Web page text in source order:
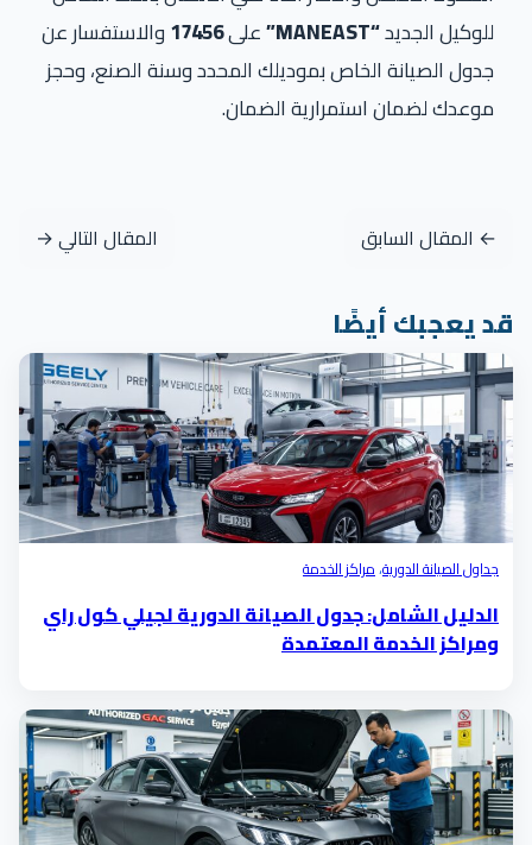
للوكيل الجديد“MANEAST” على17456والاستفسار عن
جدول الصيانة الخاص بموديلك المحدد وسنة الصنع، وحجز
موعدك لضمان استمرارية الضمان.
← المقال السابق المقال التالي →
قد يعجبك أيضًا
جداول الصيانة الدورية،مراكز الخدمة
الدليل الشامل: جدول الصيانة الدورية لجيلي كول راي
ومراكز الخدمة المعتمدة